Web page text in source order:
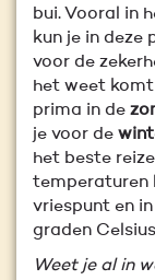
bui. Vooral in
kun je in deze
voor de
het weet
prima in de
je voor de
het beste
temperaturen
vriespunt en
graden
Weet je al in